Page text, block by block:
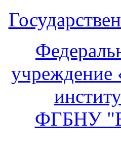
учреждение
ФГБНУ